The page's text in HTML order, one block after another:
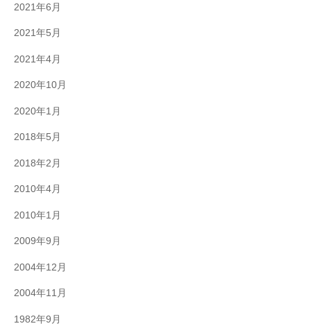
2021年6月
2021年5月
2021年4月
2020年10月
2020年1月
2018年5月
2018年2月
2010年4月
2010年1月
2009年9月
2004年12月
2004年11月
1982年9月